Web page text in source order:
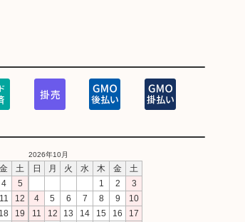
金
土
4
5
11
12
18 19
2026年10月
日 月 火 水 木 金
土
1
2
3
4
5 6 7 8 9
10
11
12 13 14 15 16 17